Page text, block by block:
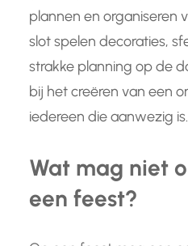
plannen en organiseren
slot spelen decoraties,
strakke planning op de
bij het creëren van een
iedereen die aanwezig is.
Wat mag niet
een feest?